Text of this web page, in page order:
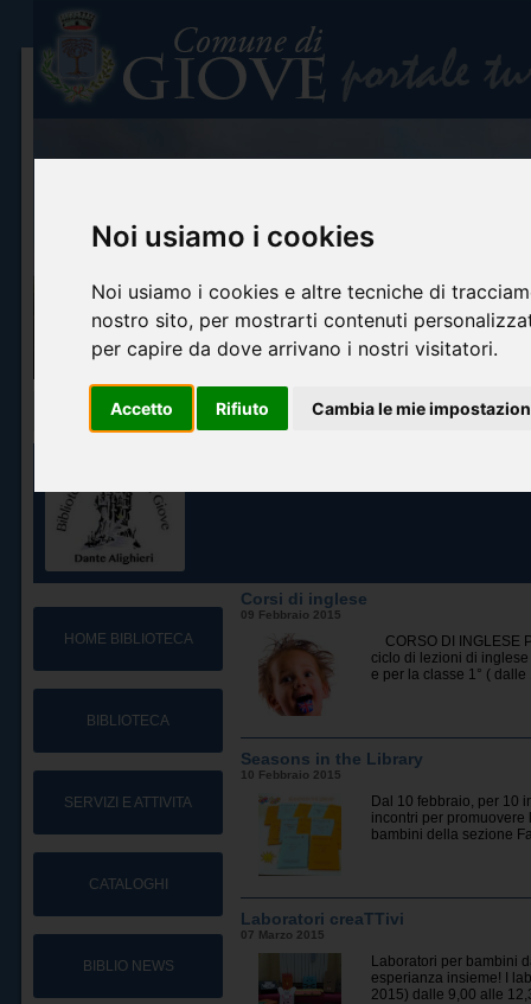
Noi usiamo i cookies
Noi usiamo i cookies e altre tecniche di
nostro sito, per mostrarti contenuti
per capire da dove arrivano i nostri visitatori.
Accetto Rifiuto Cambia le mie
Info turistiche Arte e cultura Itinerari turistici Accoglienza ed
HOME BIBLIOTECA
BIBLIOTECA
SERVIZI E ATTIVITA
CATALOGHI
BIBLIO NEWS
Corsi di inglese
09 Febbraio 2015
CORSO DI INGLESE
ciclo di lezioni di
e per la classe 1° ( dalle
Seasons in the Library
10 Febbraio 2015
Dal 10 febbraio, per 10
incontri per
bambini della sezione
Laboratori creaTTivi
07 Marzo 2015
Laboratori per bambini
esperianza insieme! I
2015) dalle 9,00 alle